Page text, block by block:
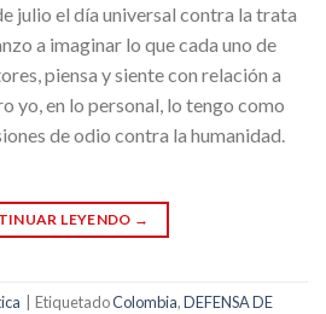
julio el día universal contra la trata
a imaginar lo que cada uno de
piensa y siente con relación a
yo, en lo personal, lo tengo como
de odio contra la humanidad.
LEYENDO →
EtiquetadoColombia,DEFENSA DE